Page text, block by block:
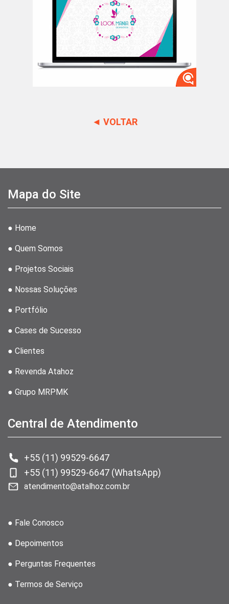
◄ VOLTAR
Mapa do Site
● Home
● Quem Somos
● Projetos Sociais
● Nossas Soluções
● Portfólio
● Cases de Sucesso
● Clientes
● Revenda Atahoz
● Grupo MRPMK
Central de Atendimento
+55 (11) 99529-6647
+55 (11) 99529-6647 (WhatsApp)
atendimento@atalhoz.com.br
● Fale Conosco
● Depoimentos
● Perguntas Frequentes
● Termos de Serviço